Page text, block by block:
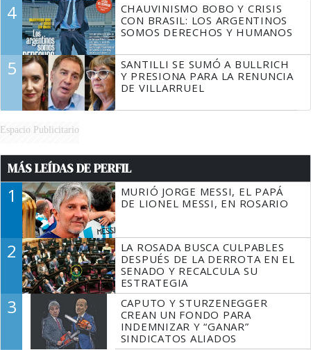
4
CHAUVINISMO BOBO Y CRISIS
CON BRASIL: LOS ARGENTINOS
SOMOS DERECHOS Y HUMANOS
5
SANTILLI SE SUMÓ A BULLRICH
Y PRESIONA PARA LA RENUNCIA
DE VILLARRUEL
Espacio Publicitario
MÁS LEÍDAS DE PERFIL
1
MURIÓ JORGE MESSI, EL PAPÁ
DE LIONEL MESSI, EN ROSARIO
2
LA ROSADA BUSCA CULPABLES
DESPUÉS DE LA DERROTA EN EL
SENADO Y RECALCULA SU
ESTRATEGIA
3
CAPUTO Y STURZENEGGER
CREAN UN FONDO PARA
INDEMNIZAR Y “GANAR”
SINDICATOS ALIADOS